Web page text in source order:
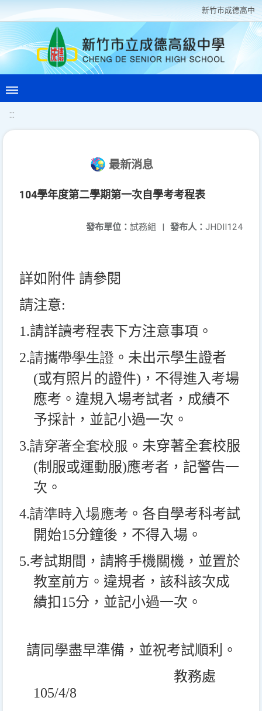
新竹巿成德高中
:::
最新消息
104學年度第二學期第一次自學考考程表
發布人： JHDII124
發布單位： 試務組 |
詳如附件 請參閱
請注意:
1.請詳讀考程表下方注意事項。
2.請攜帶學生證 。 未出示學生證者
(或有照片的證件) ，不得進入考場
應考。違規入場考試者，成績不
予採計，並記小過一次。
3.請穿著全套校服 。 未穿著全套校服
(制服或運動服)應考者，記警告一
次。
4.請準時入場應考 。各自學考科考試
開始15分鐘後 ， 不得入場。
5.考試期間，請將手機關機，並置於
教室前方。違規者，該科該次成
績扣 15分，並記小過一次。
請同學盡早準備，並祝考試順利
。
教務處
105/4/8